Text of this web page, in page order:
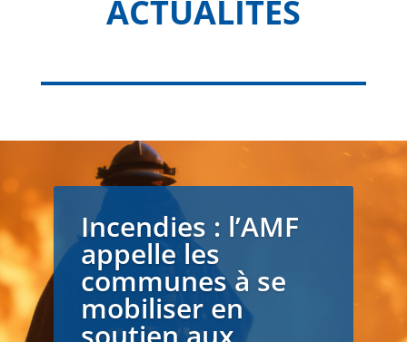
ACTUALITÉS
Incendies : l’AMF
appelle les
communes à se
mobiliser en